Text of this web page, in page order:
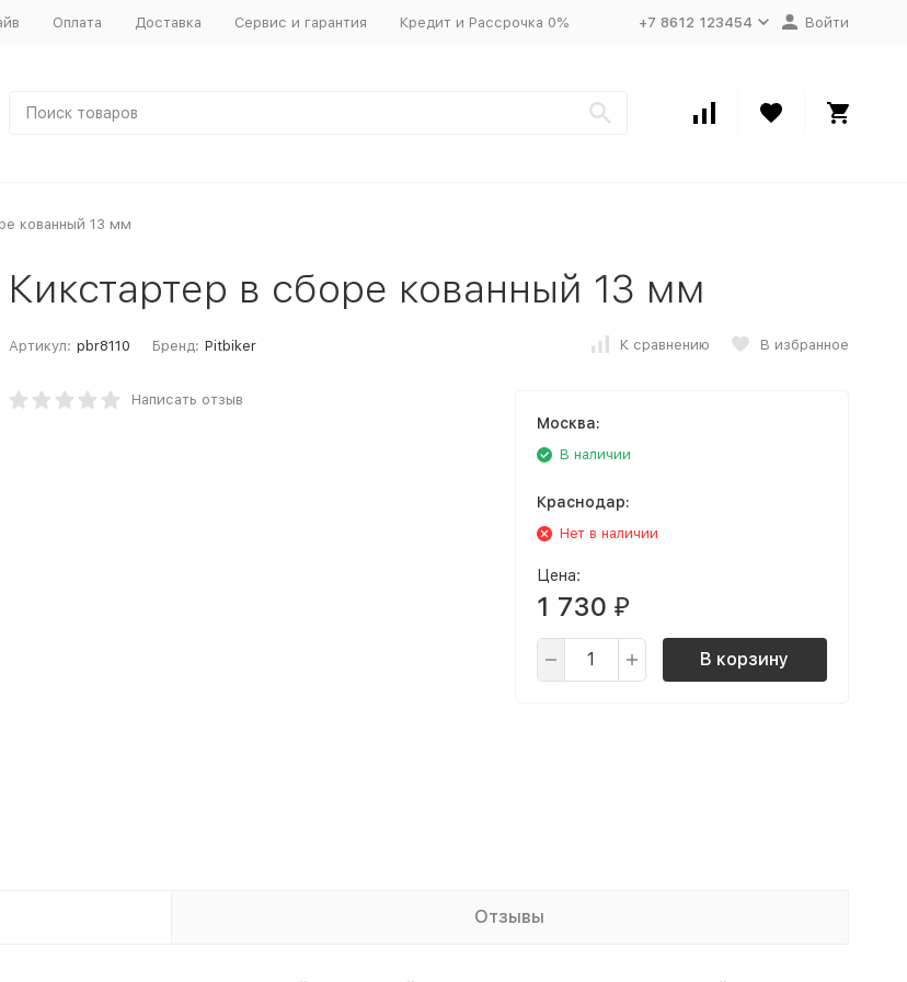
Оплата Доставка Сервис и гарантия Кредит и Рассрочка 0% +7 8612 123454 Войти
кованный 13 мм
Кикстартер в сборе кованный 13 мм
Артикул: pbr8110 Бренд: Pitbiker К сравнению В избранное
Написать отзыв
Москва:
В наличии
Краснодар:
Нет в наличии
Цена:
1 730 ₽
В корзину
Отзывы